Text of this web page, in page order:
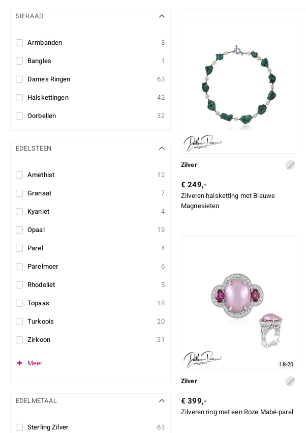
SIERAAD
Armbanden
3
Bangles
1
Dames Ringen
63
Halskettingen
42
Oorbellen
32
EDELSTEEN
Amethist
12
Granaat
7
Kyaniet
4
Opaal
19
Parel
4
Parelmoer
6
Rhodoliet
5
Topaas
18
Turkoois
20
Zirkoon
21
Meer
EDELMETAAL
Sterling Zilver
63
Zilver
€ 249,-
Zilveren halsketting met Blauwe
Magnesieten
18-20
Zilver
€ 399,-
Zilveren ring met een Roze Mabé-parel